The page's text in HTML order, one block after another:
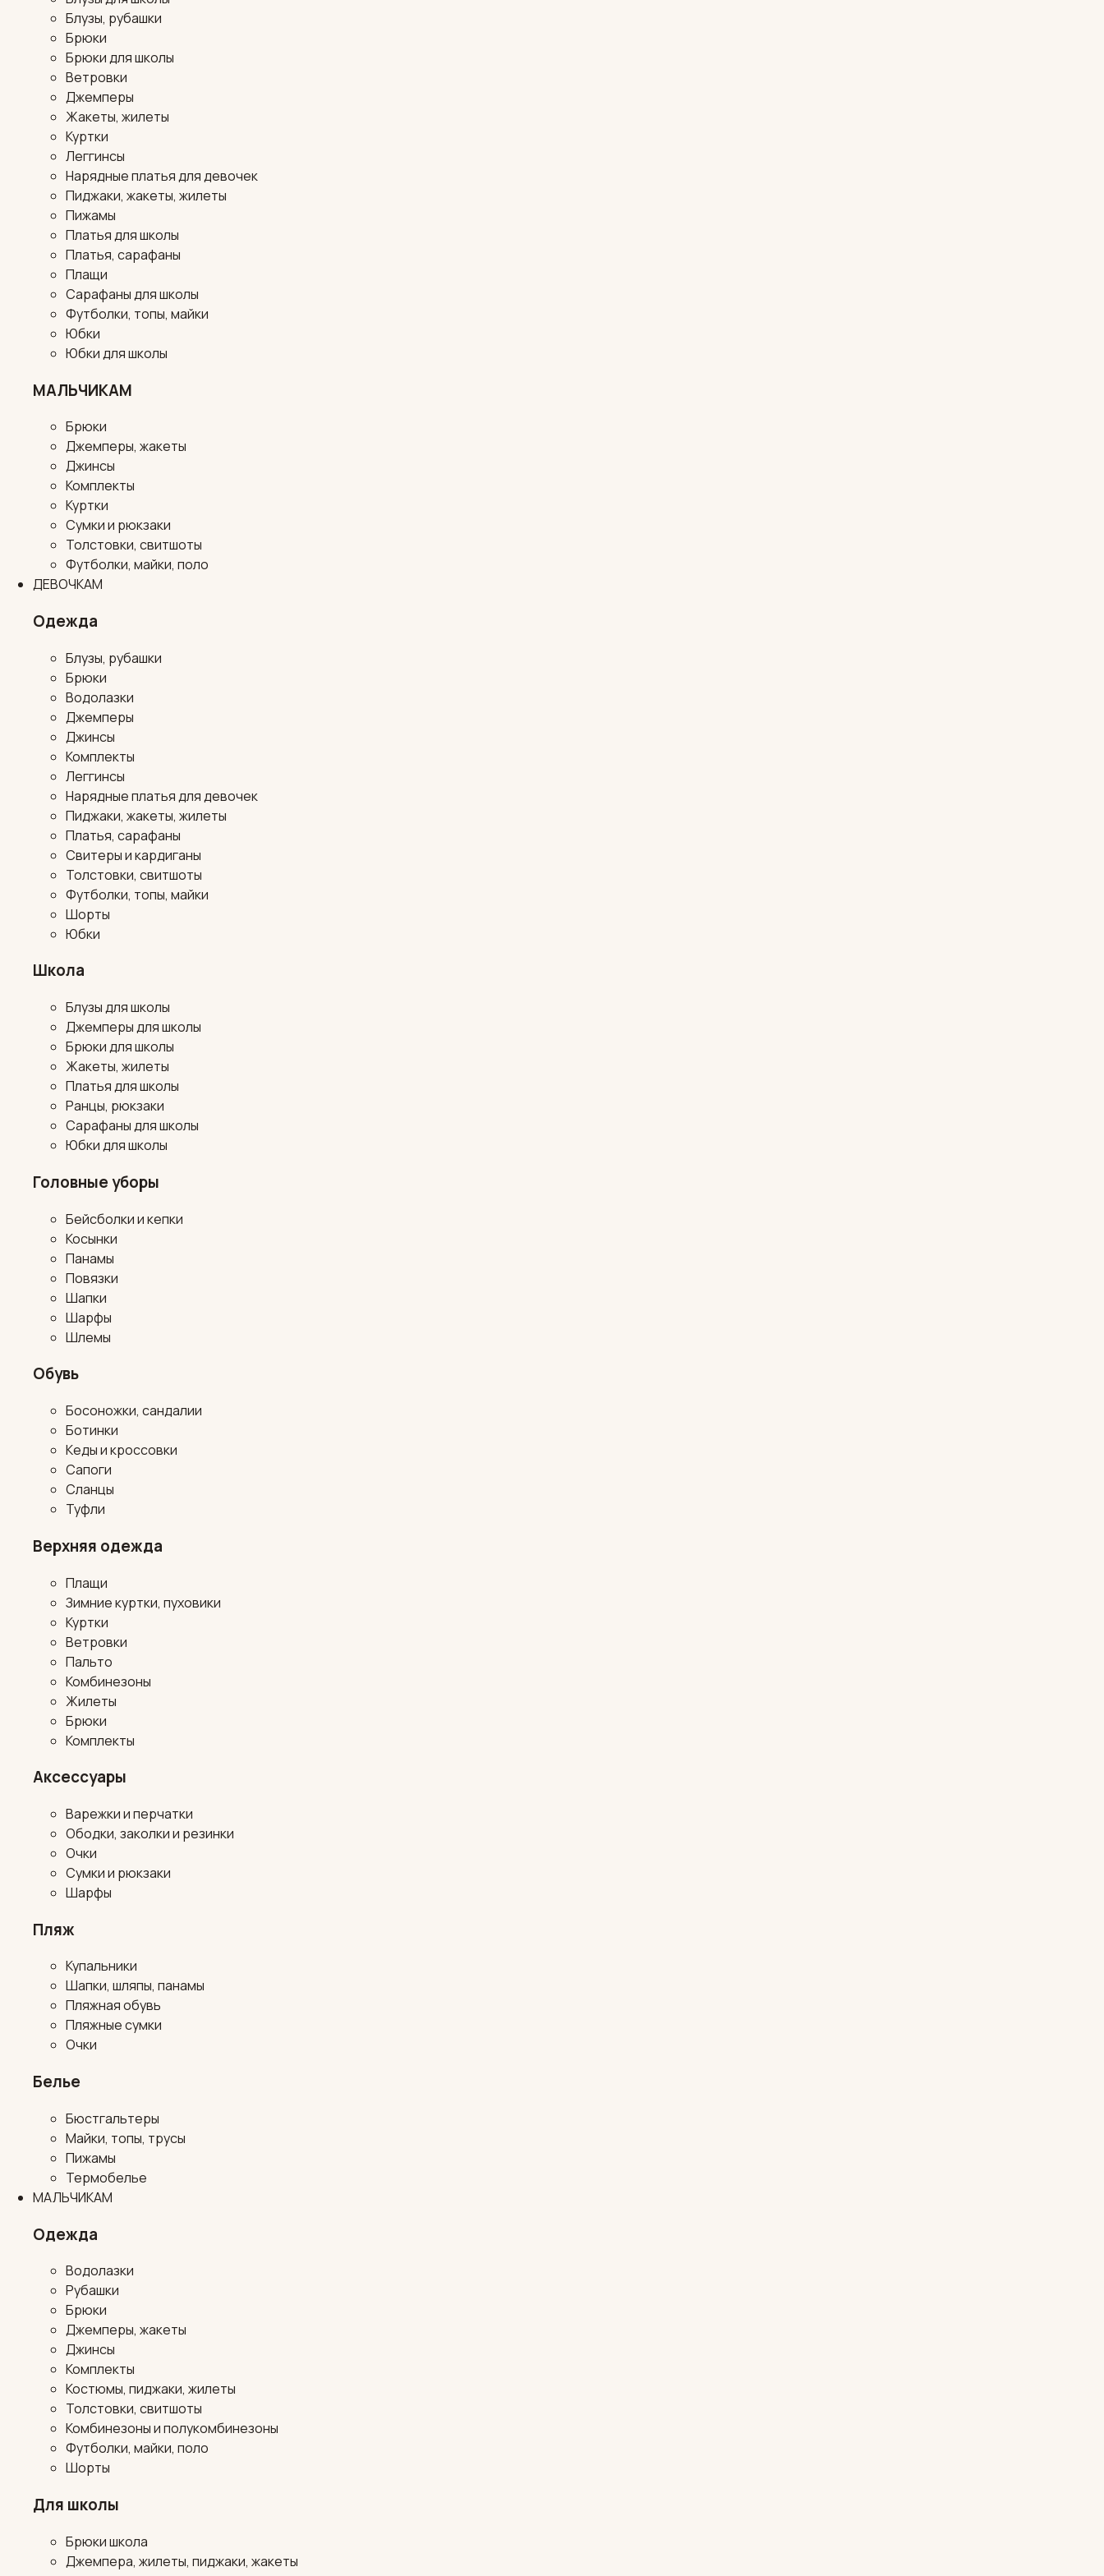
Блузы, рубашки
Брюки
Брюки для школы
Ветровки
Джемперы
Жакеты, жилеты
Куртки
Леггинсы
Нарядные платья для девочек
Пиджаки, жакеты, жилеты
Пижамы
Платья для школы
Платья, сарафаны
Плащи
Сарафаны для школы
Футболки, топы, майки
Юбки
Юбки для школы
МАЛЬЧИКАМ
Брюки
Джемперы, жакеты
Джинсы
Комплекты
Куртки
Сумки и рюкзаки
Толстовки, свитшоты
Футболки, майки, поло
ДЕВОЧКАМ
Одежда
Блузы, рубашки
Брюки
Водолазки
Джемперы
Джинсы
Комплекты
Леггинсы
Нарядные платья для девочек
Пиджаки, жакеты, жилеты
Платья, сарафаны
Свитеры и кардиганы
Толстовки, свитшоты
Футболки, топы, майки
Шорты
Юбки
Школа
Блузы для школы
Джемперы для школы
Брюки для школы
Жакеты, жилеты
Платья для школы
Ранцы, рюкзаки
Сарафаны для школы
Юбки для школы
Головные уборы
Бейсболки и кепки
Косынки
Панамы
Повязки
Шапки
Шарфы
Шлемы
Обувь
Босоножки, сандалии
Ботинки
Кеды и кроссовки
Сапоги
Сланцы
Туфли
Верхняя одежда
Плащи
Зимние куртки, пуховики
Куртки
Ветровки
Пальто
Комбинезоны
Жилеты
Брюки
Комплекты
Аксессуары
Варежки и перчатки
Ободки, заколки и резинки
Очки
Сумки и рюкзаки
Шарфы
Пляж
Купальники
Шапки, шляпы, панамы
Пляжная обувь
Пляжные сумки
Очки
Белье
Бюстгальтеры
Майки, топы, трусы
Пижамы
Термобелье
МАЛЬЧИКАМ
Одежда
Водолазки
Рубашки
Брюки
Джемперы, жакеты
Джинсы
Комплекты
Костюмы, пиджаки, жилеты
Толстовки, свитшоты
Комбинезоны и полукомбинезоны
Футболки, майки, поло
Шорты
Для школы
Брюки школа
Джемпера, жилеты, пиджаки, жакеты